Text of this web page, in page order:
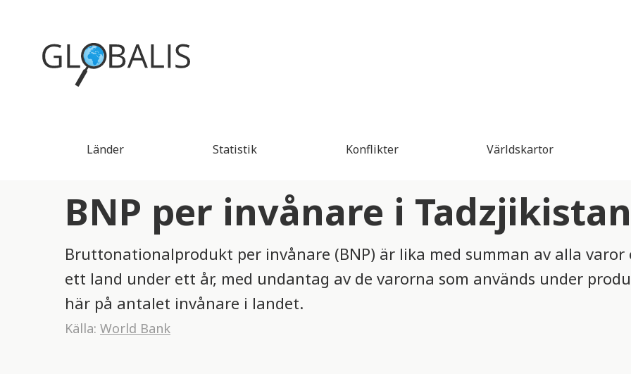
Länder Statistik Konflikter Världskartor
BNP per invånare i Tadzjikistan
Bruttonationalprodukt per invånare (BNP) är lika med summan av alla
ett land under ett år, med undantag av de varorna som används under
här på antalet invånare i landet.
Källa: World Bank